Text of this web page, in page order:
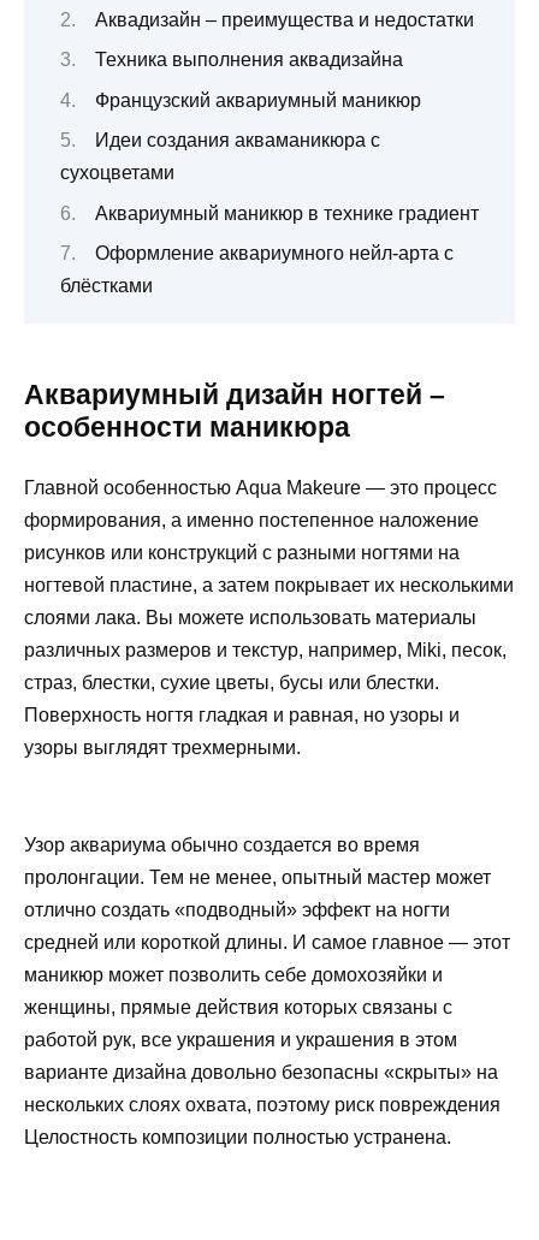
Аквадизайн – преимущества и недостатки
Техника выполнения аквадизайна
Французский аквариумный маникюр
Идеи создания акваманикюра с
сухоцветами
Аквариумный маникюр в технике градиент
Оформление аквариумного нейл-арта с
блёстками
Аквариумный дизайн ногтей –
особенности маникюра
Главной особенностью Aqua Makeure — это процесс
формирования, а именно постепенное наложение
рисунков или конструкций с разными ногтями на
ногтевой пластине, а затем покрывает их несколькими
слоями лака. Вы можете использовать материалы
различных размеров и текстур, например, Miki, песок,
страз, блестки, сухие цветы, бусы или блестки.
Поверхность ногтя гладкая и равная, но узоры и
узоры выглядят трехмерными.
Узор аквариума обычно создается во время
пролонгации. Тем не менее, опытный мастер может
отлично создать «подводный» эффект на ногти
средней или короткой длины. И самое главное — этот
маникюр может позволить себе домохозяйки и
женщины, прямые действия которых связаны с
работой рук, все украшения и украшения в этом
варианте дизайна довольно безопасны «скрыты» на
нескольких слоях охвата, поэтому риск повреждения
Целостность композиции полностью устранена.